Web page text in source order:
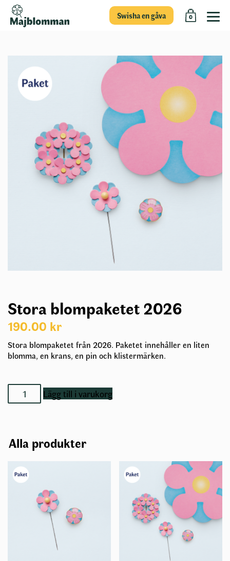
0
Swisha en gåva
Stora blompaketet 2026
190.00 kr
Stora blompaketet från 2026. Paketet innehåller en liten
blomma, en krans, en pin och klistermärken.
Stora
blompaketet
Lägg till i varukorg
Alla produkter